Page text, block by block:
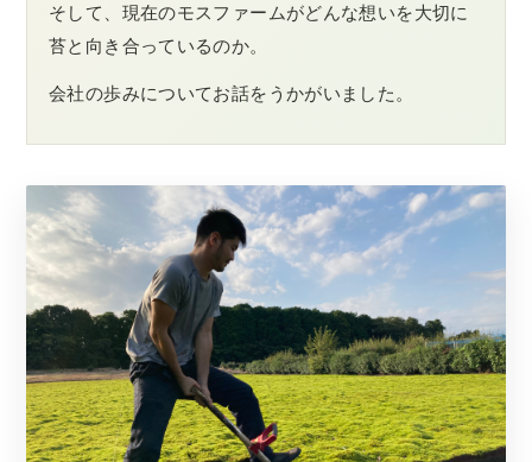
そして、現在のモスファームがどんな想いを大切に
苔と向き合っているのか。
会社の歩みについてお話をうかがいました。